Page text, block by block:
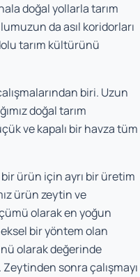
doğal yollarla tarım
da asıl koridorları
tarım kültürünü
biri. Uzun
doğal tarım
ve kapalı bir havza tüm
ürün için ayrı bir üretim
ürün zeytin ve
olarak en yoğun
bir yöntem olan
olarak değerinde
sonra çalışmayı